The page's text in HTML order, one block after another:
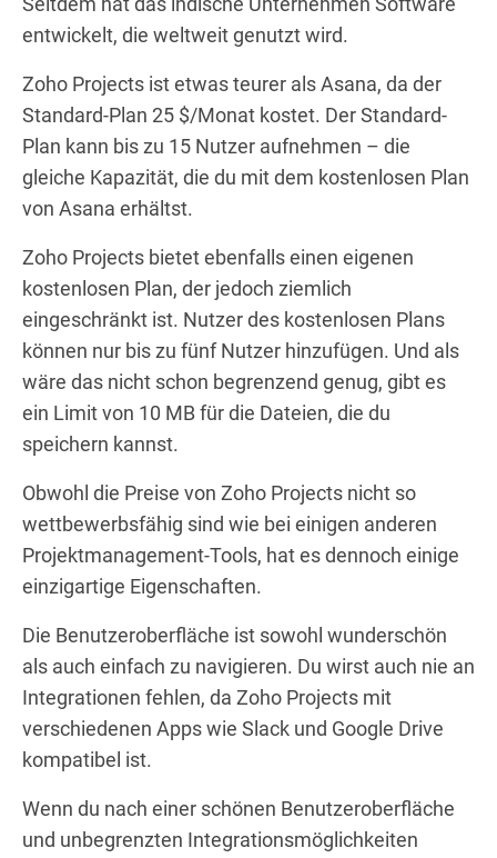
entwickelt, die weltweit genutzt wird.
Zoho Projects ist etwas teurer als Asana, da der
Standard-Plan 25 $/Monat kostet. Der Standard-
Plan kann bis zu 15 Nutzer aufnehmen – die
gleiche Kapazität, die du mit dem kostenlosen Plan
von Asana erhältst.
Zoho Projects bietet ebenfalls einen eigenen
kostenlosen Plan, der jedoch ziemlich
eingeschränkt ist. Nutzer des kostenlosen Plans
können nur bis zu fünf Nutzer hinzufügen. Und als
wäre das nicht schon begrenzend genug, gibt es
ein Limit von 10 MB für die Dateien, die du
speichern kannst.
Obwohl die Preise von Zoho Projects nicht so
wettbewerbsfähig sind wie bei einigen anderen
Projektmanagement-Tools, hat es dennoch einige
einzigartige Eigenschaften.
Die Benutzeroberfläche ist sowohl wunderschön
als auch einfach zu navigieren. Du wirst auch nie an
Integrationen fehlen, da Zoho Projects mit
verschiedenen Apps wie Slack und Google Drive
kompatibel ist.
Wenn du nach einer schönen Benutzeroberfläche
und unbegrenzten Integrationsmöglichkeiten